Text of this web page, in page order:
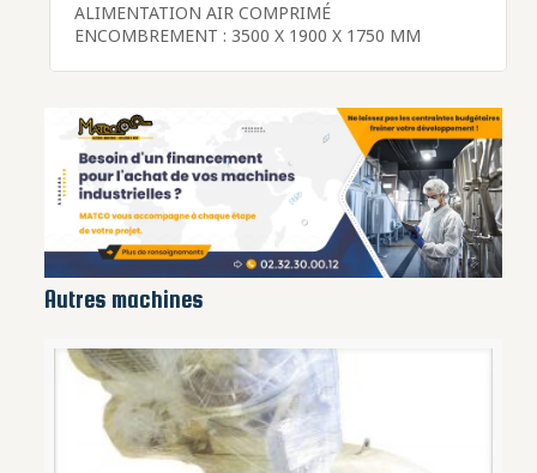
ALIMENTATION AIR COMPRIMÉ
ENCOMBREMENT : 3500 X 1900 X 1750 MM
Autres machines